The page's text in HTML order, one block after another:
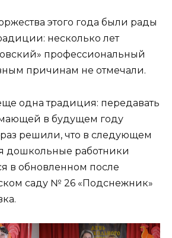
этого года были рады
несколько лет
профессиональный
причинам не отмечали.
одна традиция: передавать
в будущем году
раз решили, что в следующем
дошкольные работники
в обновленном после
саду № 26 «Подснежник»